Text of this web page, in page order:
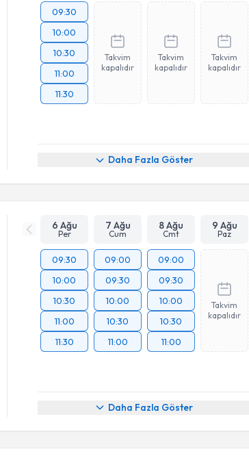
09:30
10:00
10:30
11:00
11:30
Takvim
kapalıdır
Takvim
kapalıdır
Takvim
kapalıdır
Daha Fazla Göster
6 Ağu
Per
7 Ağu
Cum
8 Ağu
Cmt
9 Ağu
Paz
09:30
10:00
10:30
11:00
11:30
09:00
09:30
10:00
10:30
11:00
09:00
09:30
10:00
10:30
11:00
Takvim
kapalıdır
Daha Fazla Göster
Randevu Takvimi Talebi